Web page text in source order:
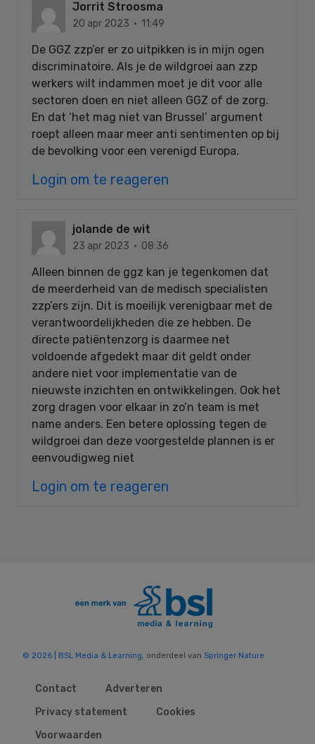
Jorrit Stroosma
20 apr 2023 · 11:49
De GGZ zzp’er er zo uitpikken is in mijn ogen
discriminatoire. Als je de wildgroei aan zzp
werkers wilt indammen moet je dit voor alle
sectoren doen en niet alleen GGZ of de zorg.
En dat ‘het mag niet van Brussel’ argument
roept alleen maar meer anti sentimenten op bij
de bevolking voor een verenigd Europa.
Login om te reageren
jolande de wit
23 apr 2023 · 08:36
Alleen binnen de ggz kan je tegenkomen dat
de meerderheid van de medisch specialisten
zzp’ers zijn. Dit is moeilijk verenigbaar met de
verantwoordelijkheden die ze hebben. De
directe patiëntenzorg is daarmee net
voldoende afgedekt maar dit geldt onder
andere niet voor implementatie van de
nieuwste inzichten en ontwikkelingen. Ook het
zorg dragen voor elkaar in zo’n team is met
name anders. Een betere oplossing tegen de
wildgroei dan deze voorgestelde plannen is er
eenvoudigweg niet
Login om te reageren
© 2026 | BSL Media & Learning , onderdeel van Springer Nature
Contact
Adverteren
Privacy statement
Cookies
Voorwaarden